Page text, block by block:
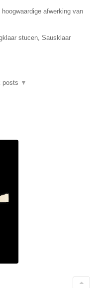
afwerking van
stucen, Sausklaar
posts ▼